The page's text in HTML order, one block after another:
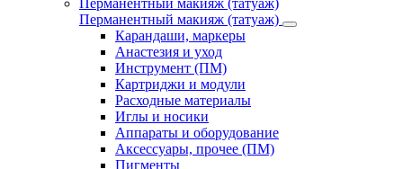
Перманентный макияж (татуаж)
Перманентный макияж (татуаж)
Карандаши, маркеры
Анастезия и уход
Инструмент (ПМ)
Картриджи и модули
Расходные материалы
Иглы и носики
Аппараты и оборудование
Аксессуары, прочее (ПМ)
Пигменты